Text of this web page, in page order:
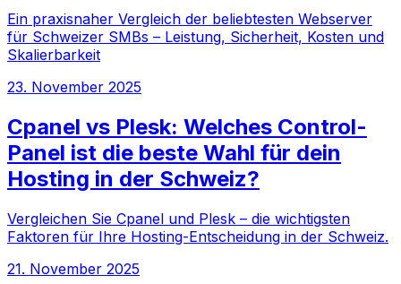
Ein praxisnaher Vergleich der beliebtesten Webserver
für Schweizer SMBs – Leistung, Sicherheit, Kosten und
Skalierbarkeit
23. November 2025
Cpanel vs Plesk: Welches Control-
Panel ist die beste Wahl für dein
Hosting in der Schweiz?
Vergleichen Sie Cpanel und Plesk – die wichtigsten
Faktoren für Ihre Hosting-Entscheidung in der Schweiz.
21. November 2025